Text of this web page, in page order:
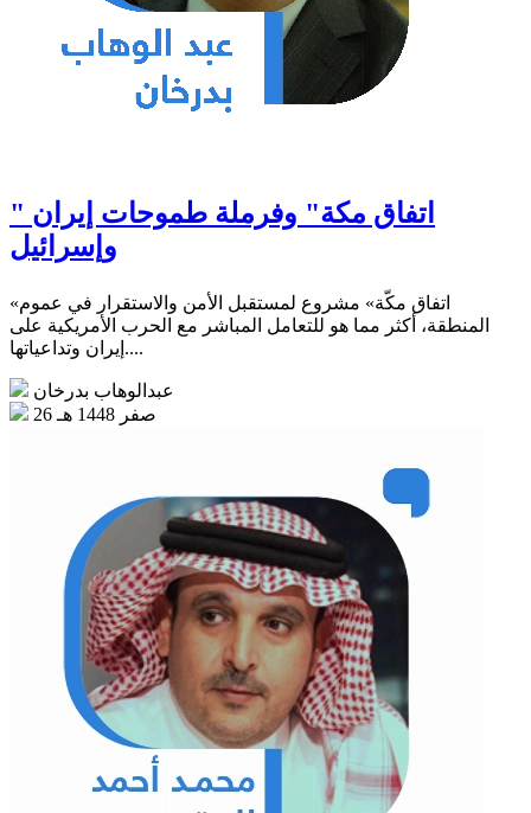
" اتفاق مكة" وفرملة طموحات إيران
وإسرائيل
«اتفاق مكّة» مشروع لمستقبل الأمن والاستقرار في عموم
المنطقة، أكثر مما هو للتعامل المباشر مع الحرب الأمريكية على
إيران وتداعياتها....
عبدالوهاب بدرخان
26 صفر 1448 هـ